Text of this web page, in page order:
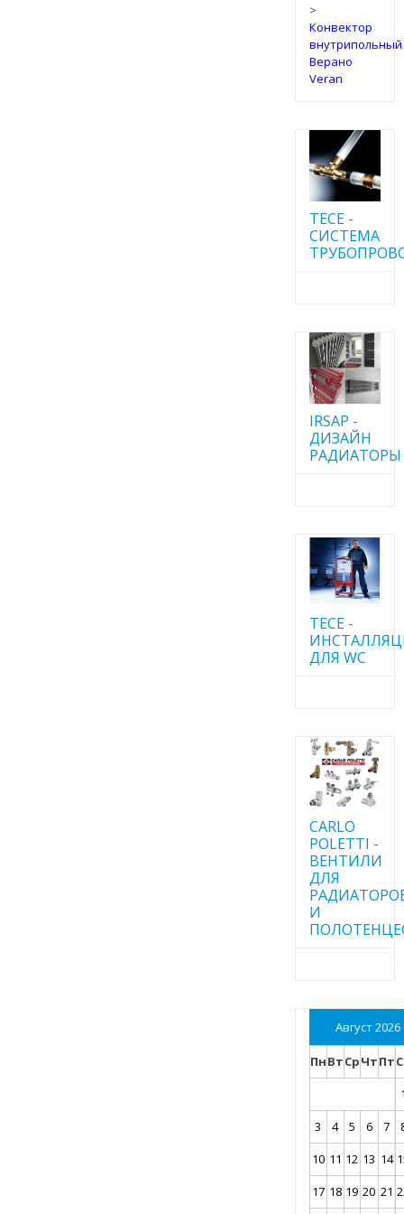
>
Конвектор
внутрипольный
Верано
Veran
TECE -
CИСТЕМА
IRSAP -
ДИЗАЙН
РАДИАТОРЫ
TECE -
ДЛЯ WC
CARLO
POLETTI -
ВЕНТИЛИ
ДЛЯ
И
Август 2026
ПнВтСрЧтПт
3
4 5 6 7
10 11 12 13 14
17 18 19 20 21